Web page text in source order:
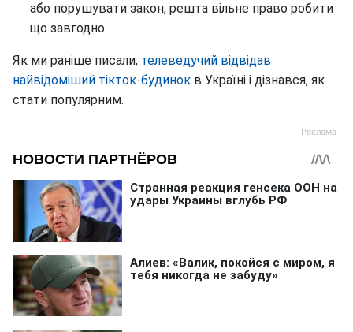
або порушувати закон, решта вільне право робити
що завгодно.
Як ми раніше писали, телеведучий відвідав
найвідоміший тікток-будинок в Україні і дізнався, як
стати популярним.